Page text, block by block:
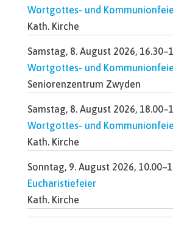
Wortgottes- und
Kath. Kirche
Samstag, 8. August 2026,
Wortgottes- und
Seniorenzentrum Zwyden
Samstag, 8. August 2026,
Wortgottes- und
Kath. Kirche
Sonntag, 9. August 2026,
Eucharistiefeier
Kath. Kirche